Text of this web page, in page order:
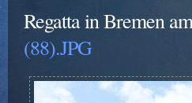
Regatta in Bremen
(88).JPG